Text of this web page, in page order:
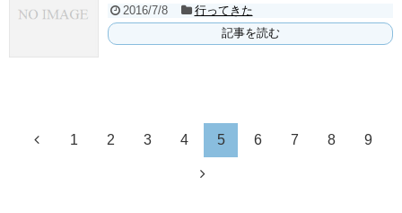
2016/7/8
行ってきた
記事を読む
1 2 3 4 5 6 7 8 9